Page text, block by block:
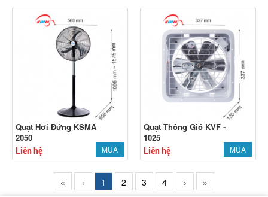
Quạt Hơi Đứng KSMA
2050
Liên hệ MUA
Quạt Thông Gió KVF -
1025
Liên hệ MUA
« ‹ 1 2 3 4 › »